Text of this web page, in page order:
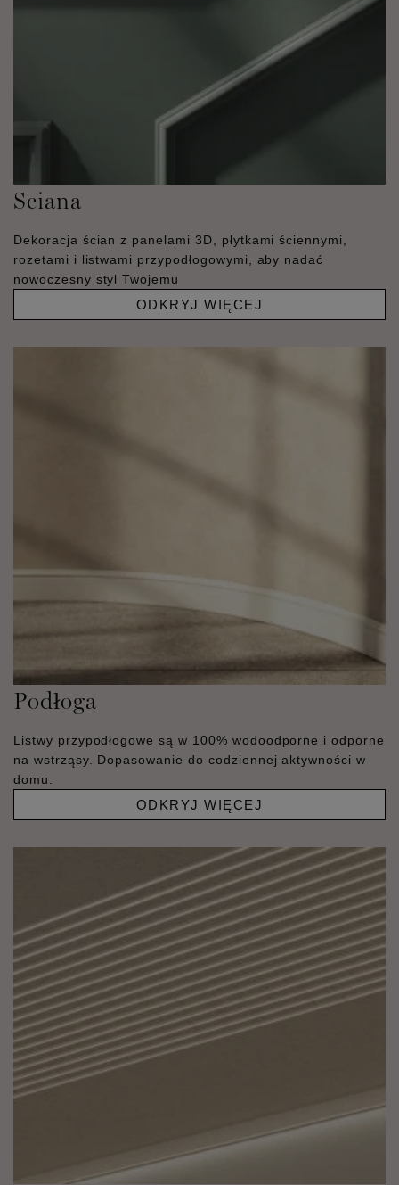
Sciana
Dekoracja ścian z panelami 3D, płytkami ściennymi,
rozetami i listwami przypodłogowymi, aby nadać
nowoczesny styl Twojemu
ODKRYJ WIĘCEJ
Podłoga
Listwy przypodłogowe są w 100% wodoodporne i odporne
na wstrząsy. Dopasowanie do codziennej aktywności w
domu.
ODKRYJ WIĘCEJ